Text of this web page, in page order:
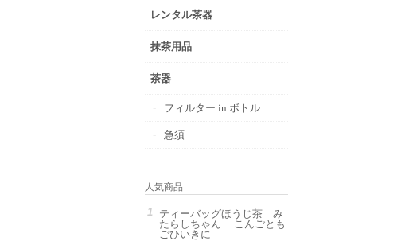
レンタル茶器
抹茶用品
茶器
フィルター in ボトル
急須
人気商品
ティーバッグほうじ茶 み
たらしちゃん こんごとも
ごひいきに